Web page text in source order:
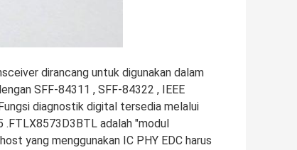
dirancang untuk digunakan dalam
SFF-84311 , SFF-84322 , IEEE
diagnostik digital tersedia melalui
adalah "modul
yang menggunakan IC PHY EDC harus